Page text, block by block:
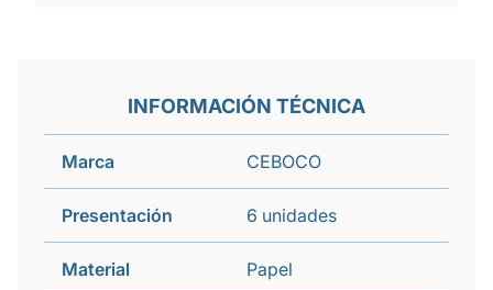
INFORMACIÓN TÉCNICA
Marca CEBOCO
Presentación 6 unidades
Material Papel